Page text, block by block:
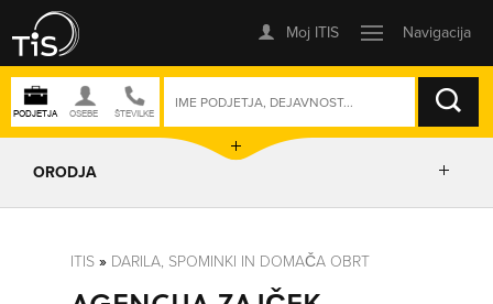
ISKANJE
ORODJA
ITIS » DARILA, SPOMINKI IN DOMAČA OBRT